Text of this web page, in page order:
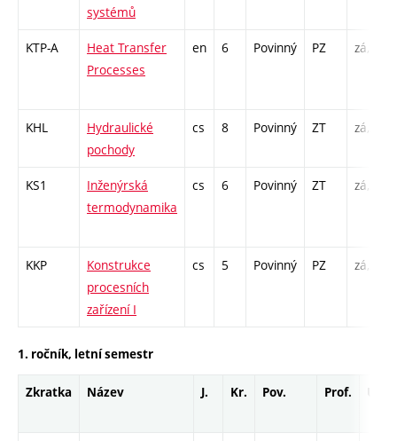
systémů
KTP-A
Heat Transfer
Processes
en 6 Povinný PZ zá,zk
KHL
Hydraulické
pochody
cs 8 Povinný ZT zá,zk
KS1
Inženýrská
termodynamika
cs 6 Povinný ZT zá,zk
KKP
Konstrukce
procesních
zařízení I
cs 5 Povinný PZ zá,zk
1. ročník, letní semestr
Zkratka Název J. Kr. Pov. Prof.